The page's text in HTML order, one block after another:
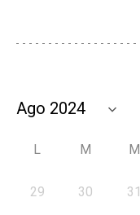
L M M
29 30 31